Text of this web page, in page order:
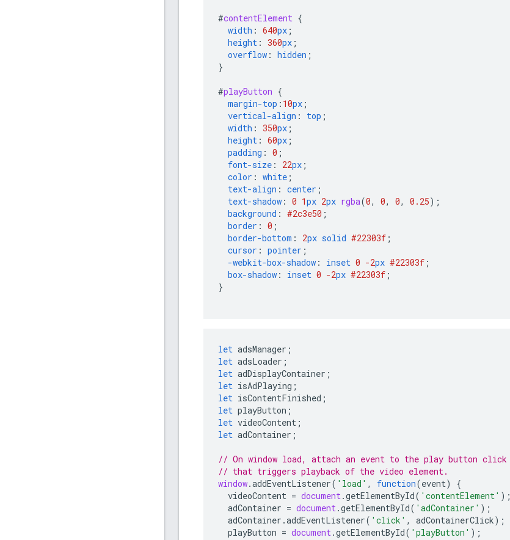
#contentElement {
width : 640px ;
height : 360px ;
overflow : hidden ;
}
#playButton {
margin-top : 10px ;
vertical-align : top ;
width : 350px ;
height : 60px ;
padding : 0 ;
font-size : 22px ;
color : white ;
text-align : center ;
text-shadow : 0 1px 2px rgba(0, 0, 0, 0.25);
background : #2c3e50 ;
border : 0 ;
border-bottom : 2px solid #22303f ;
cursor : pointer ;
-webkit-box-shadow : inset 0 -2px #22303f ;
box-shadow : inset 0 -2px #22303f ;
}
let adsManager ;
let adsLoader ;
let adDisplayContainer ;
let isAdPlaying ;
let isContentFinished ;
let playButton ;
let videoContent ;
let adContainer ;
// On window load, attach an event to the play button click
// that triggers playback of the video element.
window.addEventListener( 'load' , function(event)
{
videoContent = document.getElementById( 'contentElement' );
adContainer = document.getElementById( 'adContainer' );
adContainer .addEventListener( 'click' , adContainerClick);
playButton = document.getElementById( 'playButton' );